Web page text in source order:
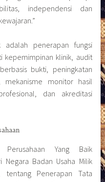
independensi dan
penerapan fungsi
kepemimpinan klinik, audit
bukti, peningkatan
mekanisme monitor hasil
dan akreditasi
Yang Baik
Negara Badan Usaha Milik
tentang Penerapan Tata